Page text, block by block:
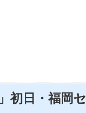
初日・福岡